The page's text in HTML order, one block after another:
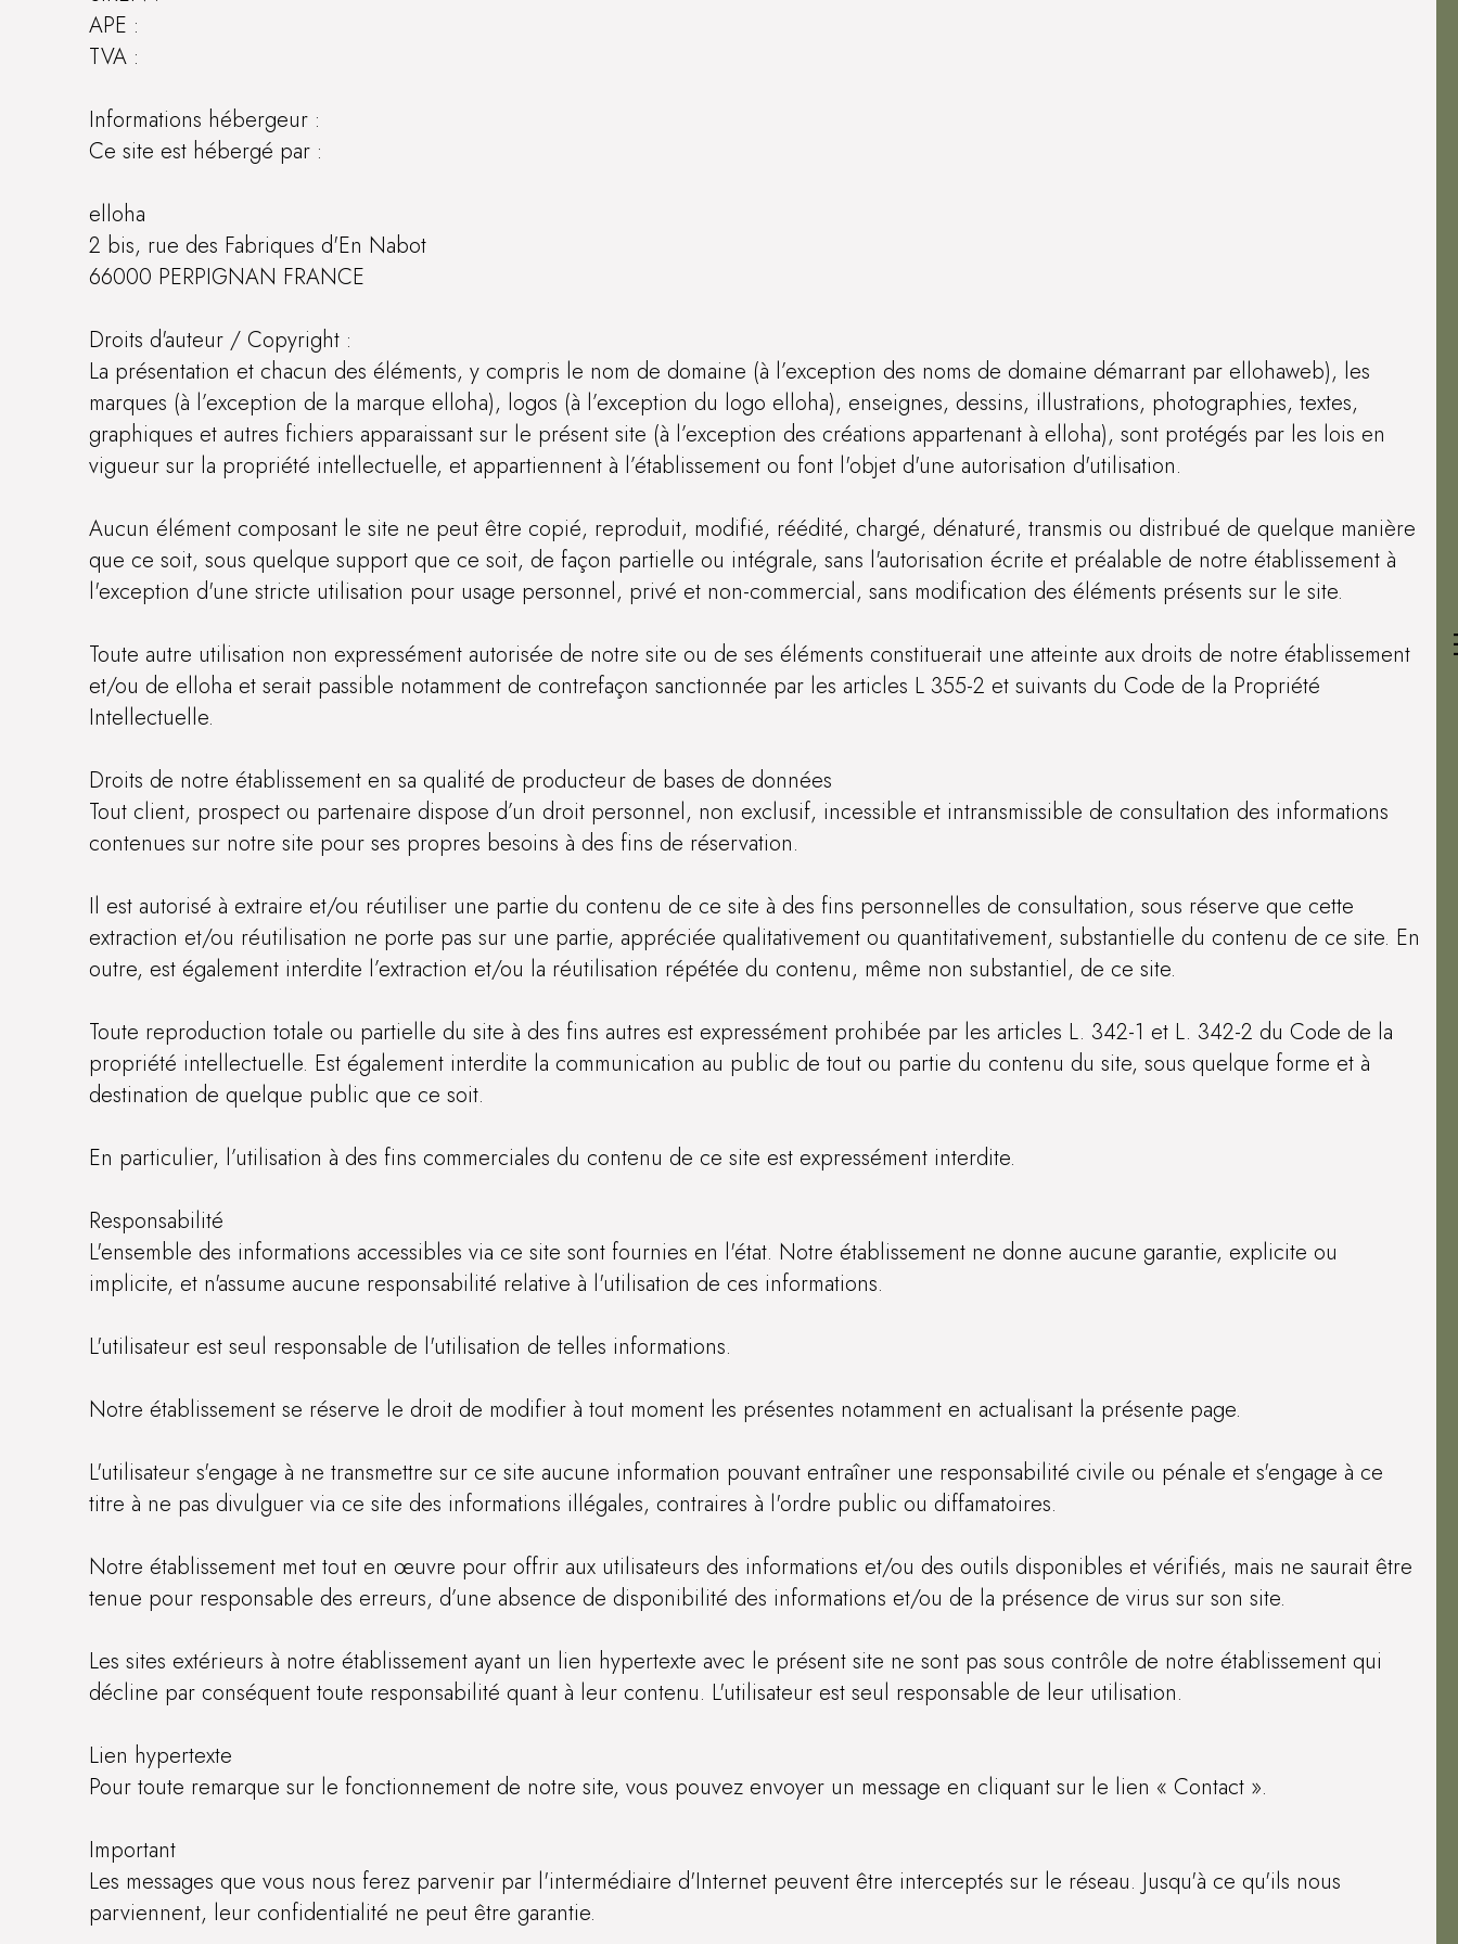
APE :
TVA :
Informations hébergeur :
Ce site est hébergé par :
elloha
2 bis, rue des Fabriques d'En Nabot
66000 PERPIGNAN FRANCE
Droits d'auteur / Copyright :
La présentation et chacun des éléments, y compris le nom de domaine (à l’exception des noms de domaine démarrant par ellohaweb), les
marques (à l’exception de la marque elloha), logos (à l’exception du logo elloha), enseignes, dessins, illustrations, photographies, textes,
graphiques et autres fichiers apparaissant sur le présent site (à l’exception des créations appartenant à elloha), sont protégés par les lois en
vigueur sur la propriété intellectuelle, et appartiennent à l’établissement ou font l'objet d'une autorisation d'utilisation.
Aucun élément composant le site ne peut être copié, reproduit, modifié, réédité, chargé, dénaturé, transmis ou distribué de quelque manière
que ce soit, sous quelque support que ce soit, de façon partielle ou intégrale, sans l'autorisation écrite et préalable de notre établissement à
l'exception d'une stricte utilisation pour usage personnel, privé et non-commercial, sans modification des éléments présents sur le site.
Toute autre utilisation non expressément autorisée de notre site ou de ses éléments constituerait une atteinte aux droits de notre établissement
et/ou de elloha et serait passible notamment de contrefaçon sanctionnée par les articles L 355-2 et suivants du Code de la Propriété
Intellectuelle.
Droits de notre établissement en sa qualité de producteur de bases de données
Tout client, prospect ou partenaire dispose d’un droit personnel, non exclusif, incessible et intransmissible de consultation des informations
contenues sur notre site pour ses propres besoins à des fins de réservation.
Il est autorisé à extraire et/ou réutiliser une partie du contenu de ce site à des fins personnelles de consultation, sous réserve que cette
extraction et/ou réutilisation ne porte pas sur une partie, appréciée qualitativement ou quantitativement, substantielle du contenu de ce site. En
outre, est également interdite l’extraction et/ou la réutilisation répétée du contenu, même non substantiel, de ce site.
Toute reproduction totale ou partielle du site à des fins autres est expressément prohibée par les articles L. 342-1 et L. 342-2 du Code de la
propriété intellectuelle. Est également interdite la communication au public de tout ou partie du contenu du site, sous quelque forme et à
destination de quelque public que ce soit.
En particulier, l’utilisation à des fins commerciales du contenu de ce site est expressément interdite.
Responsabilité
L'ensemble des informations accessibles via ce site sont fournies en l'état. Notre établissement ne donne aucune garantie, explicite ou
implicite, et n'assume aucune responsabilité relative à l'utilisation de ces informations.
L'utilisateur est seul responsable de l'utilisation de telles informations.
Notre établissement se réserve le droit de modifier à tout moment les présentes notamment en actualisant la présente page.
L'utilisateur s'engage à ne transmettre sur ce site aucune information pouvant entraîner une responsabilité civile ou pénale et s'engage à ce
titre à ne pas divulguer via ce site des informations illégales, contraires à l'ordre public ou diffamatoires.
Notre établissement met tout en œuvre pour offrir aux utilisateurs des informations et/ou des outils disponibles et vérifiés, mais ne saurait être
tenue pour responsable des erreurs, d’une absence de disponibilité des informations et/ou de la présence de virus sur son site.
Les sites extérieurs à notre établissement ayant un lien hypertexte avec le présent site ne sont pas sous contrôle de notre établissement qui
décline par conséquent toute responsabilité quant à leur contenu. L'utilisateur est seul responsable de leur utilisation.
Lien hypertexte
Pour toute remarque sur le fonctionnement de notre site, vous pouvez envoyer un message en cliquant sur le lien « Contact ».
Important
Les messages que vous nous ferez parvenir par l'intermédiaire d'Internet peuvent être interceptés sur le réseau. Jusqu'à ce qu'ils nous
parviennent, leur confidentialité ne peut être garantie.